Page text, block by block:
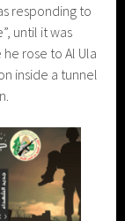
responding to
until it was
rose to Al Ula
inside a tunnel